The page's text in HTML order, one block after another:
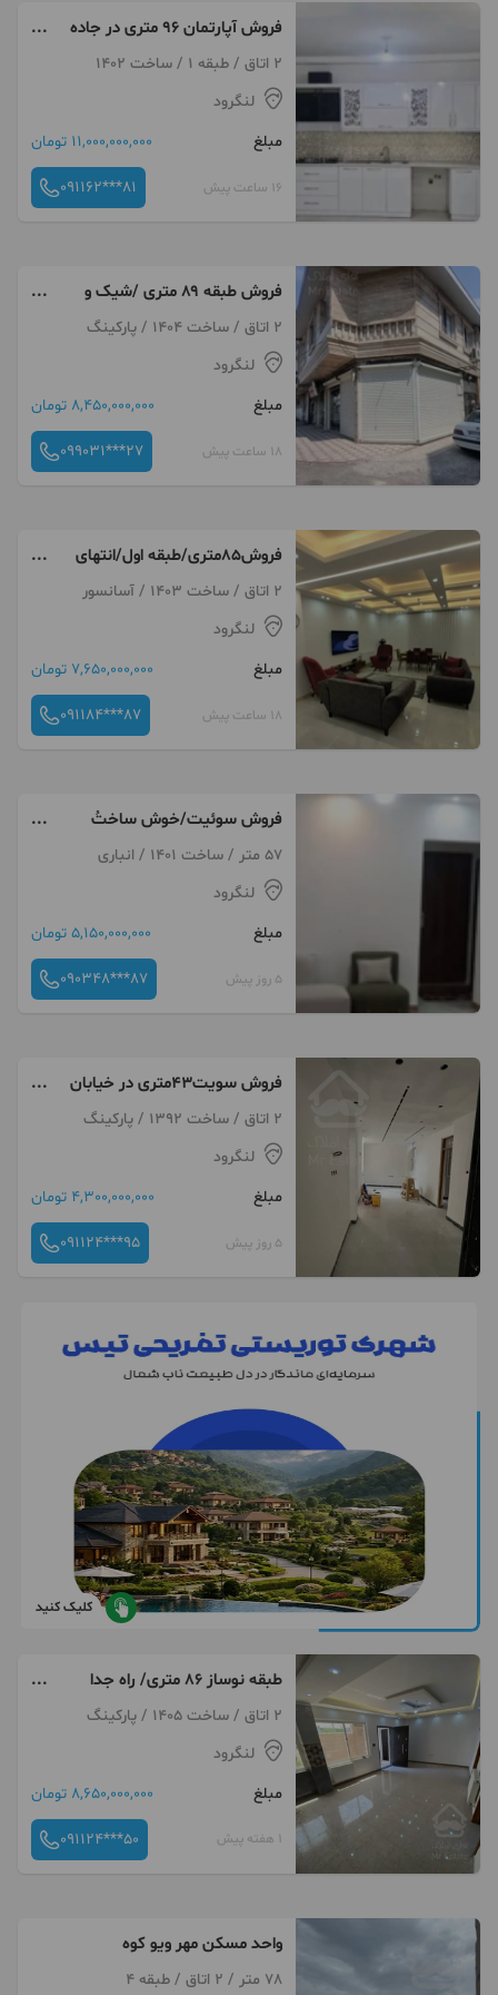
فروش آپارتمان ۹۶ متری در جاده
لیلاکوه
2 اتاق / طبقه 1 / ساخت 1402
لنگرود
مبلغ
11,000,000,000 تومان
16 ساعت پیش 091162***81
فروش طبقه ۸۹ متری /شیک و
خوش نقشه
2 اتاق / ساخت 1404 / پارکینگ
لنگرود
مبلغ
8,450,000,000 تومان
18 ساعت پیش 099031***27
فروش۸۵متری/طبقه اول/انتهای
رجایی
2 اتاق / ساخت 1403 / آسانسور
لنگرود
مبلغ
7,650,000,000 تومان
18 ساعت پیش 091184***87
فروش سوئیت/خوش ساختُ
شیک/دوخواب/خیابان رجایی
57 متر / ساخت 1401 / انباری
لنگرود
مبلغ
5,150,000,000 تومان
5 روز پیش 090348***87
فروش سویت۴۳متری در خیابان
ازموده لنگرود
2 اتاق / ساخت 1392 / پارکینگ
لنگرود
مبلغ
4,300,000,000 تومان
5 روز پیش 091124***95
کلیک کنید
طبقه نوساز ۸۶ متری/ راه جدا
پارکینگ بزرگ/حیاط خلوت
2 اتاق / ساخت 1405 / پارکینگ
لنگرود
مبلغ
8,650,000,000 تومان
1 هفته پیش 091124***50
واحد مسکن مهر ویو کوه
78 متر / 2 اتاق / طبقه 4